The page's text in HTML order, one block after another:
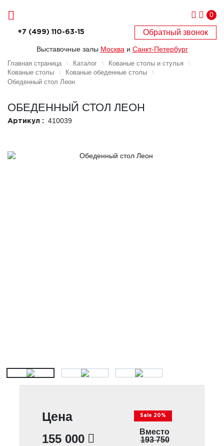
0
+7 (499) 110-63-15 Обратный звонок
Выставочные залы Москва и Санкт-Петербург
Главная страница Каталог
Кованые столы и стулья
Кованые столы
Кованые обеденные столы
Обеденный стол Леон
ОБЕДЕННЫЙ СТОЛ ЛЕОН
Артикул : 410039
Цена
155 000
Sale 20%
Вместо
193 750